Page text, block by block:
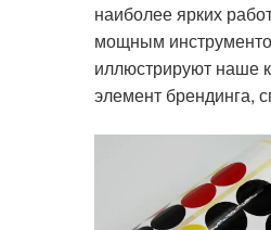
наиболее ярких
мощным
иллюстрируют наше
элемент брендинга,